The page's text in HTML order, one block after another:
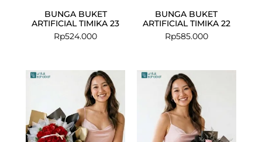
BUNGA BUKET
ARTIFICIAL TIMIKA 23
Rp524.000
BUNGA BUKET
ARTIFICIAL TIMIKA 22
Rp585.000